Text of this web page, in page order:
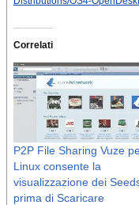
Correlati
P2P File Sharing Vuze
Linux consente la
visualizzazione dei
prima di Scaricare